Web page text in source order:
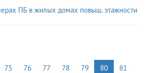
ПБ в жилых домах повыш. этажности
75 76 77 78 79 80
81